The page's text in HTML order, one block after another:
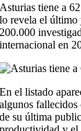
grande
Asturias tiene a
lo revela el último
200.000
internacional en
En el listado
algunos
de su última